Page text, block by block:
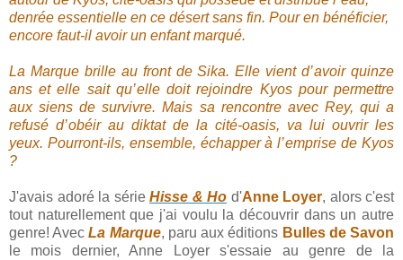
denrée essentielle en ce désert sans fin. Pour en bénéficier,
encore faut-il avoir un enfant marqué.
La Marque brille au front de Sika. Elle vient d’ avoir quinze
ans et elle sait qu’ elle doit rejoindre Kyos pour permettre
aux siens de survivre. Mais sa rencontre avec Rey, qui a
refusé d’ obéir au diktat de la cité-oasis, va lui ouvrir les
yeux. Pourront-ils, ensemble, échapper à l’ emprise de Kyos
?
J'avais adoré la série Hisse & Ho d'Anne Loyer, alors c'est
tout naturellement que j'ai voulu la découvrir dans un autre
genre! Avec La Marque, paru aux éditions Bulles de Savon
le mois dernier, Anne Loyer s'essaie au genre de la